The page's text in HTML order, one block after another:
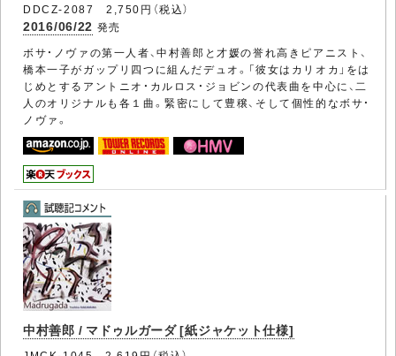
DDCZ-2087 2,750円（税込）
2016/06/22 発売
ボサ・ノヴァの第一人者、中村善郎と才媛の誉れ高きピアニスト、
橋本一子がガップリ四つに組んだデュオ。「彼女はカリオカ」をは
じめとするアントニオ・カルロス・ジョビンの代表曲を中心に、二
人のオリジナルも各１曲。緊密にして豊穣、そして個性的なボサ・
ノヴァ。
中村善郎 / マドゥルガーダ [紙ジャケット仕様]